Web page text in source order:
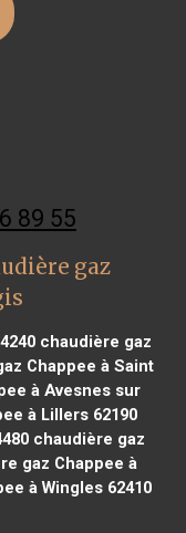
89 55
gaz
chaudière gaz
Chappee à Saint
à Avesnes sur
à Lillers 62190
chaudière gaz
gaz Chappee à
à Wingles 62410